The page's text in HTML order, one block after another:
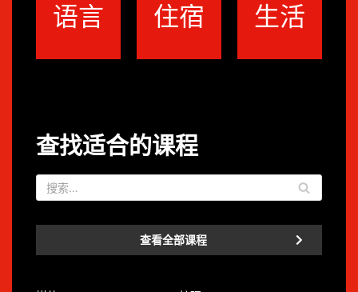
语言 住宿 生活
查找适合的课程
查看全部课程